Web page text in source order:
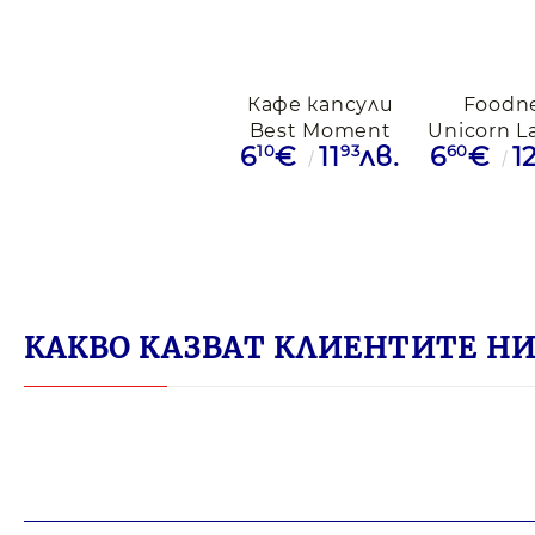
Кафе капсули
Best Moment
Ethiopia, Dolce
610€ 1193лв.
Unicorn
Dolce
660€
КАКВО КАЗВАТ КЛИЕНТИТЕ